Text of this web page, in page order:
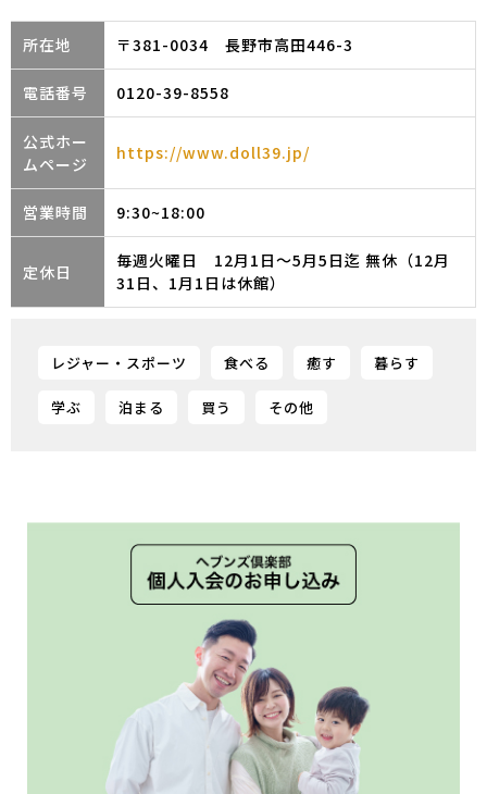
所在地 〒381-0034 長野市高田446-3
電話番号 0120-39-8558
公式ホー
ムページ
https://www.doll39.jp/
営業時間 9:30~18:00
定休日
毎週火曜日 12月1日～5月5日迄 無休（12月
31日、1月1日は休館）
レジャー・スポーツ 食べる 癒す 暮らす
学ぶ 泊まる 買う その他